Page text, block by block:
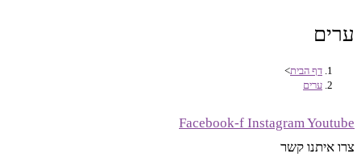
ערים
דף הבית>
ערים
Facebook-f InstagramYoutube
צרו איתנו קשר